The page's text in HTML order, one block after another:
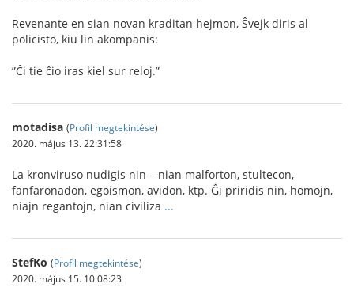
Revenante en sian novan kraditan hejmon, Ŝvejk diris al
policisto, kiu lin akompanis:
”Ĉi tie ĉio iras kiel sur reloj.”
motadisa (Profil megtekintése)
2020. május 13. 22:31:58
La kronviruso nudigis nin – nian malforton, stultecon,
fanfaronadon, egoismon, avidon, ktp. Ĝi priridis nin, homojn,
niajn regantojn, nian civiliza ...
StefKo (Profil megtekintése)
2020. május 15. 10:08:23